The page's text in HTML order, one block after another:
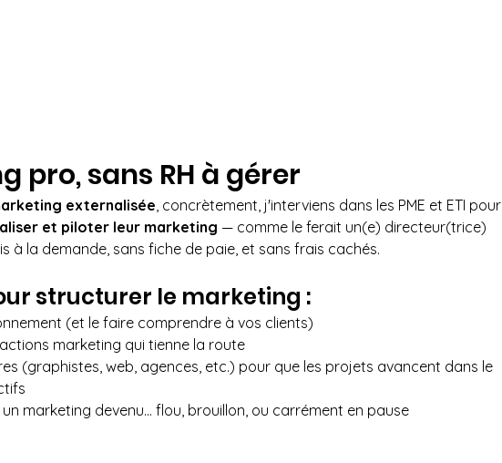
pro, sans RH à gérer
externalisée , concrètement, j'interviens dans les PME et ETI pour
et piloter leur marketing — comme le ferait un(e) directeur(trice)
à la demande, sans fiche de paie, et sans frais cachés.
structurer le marketing :
(et le faire comprendre à vos clients)
marketing qui tienne la route
(graphistes, web, agences, etc.) pour que les projets avancent dans le
un marketing devenu... flou, brouillon, ou carrément en pause